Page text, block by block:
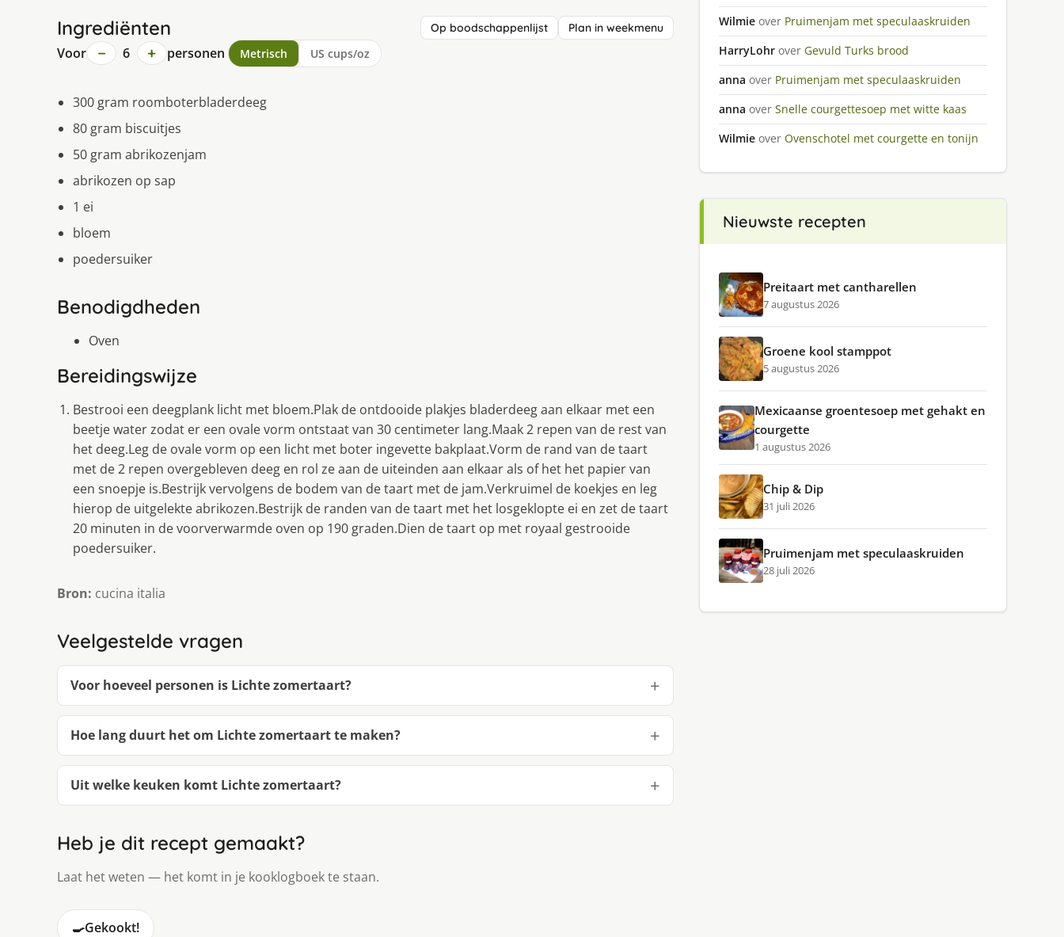
Ingrediënten Op boodschappenlijst Plan in weekmenu
Voor − 6 + personen Metrisch US cups/oz
300 gram roomboterbladerdeeg
80 gram biscuitjes
50 gram abrikozenjam
abrikozen op sap
1 ei
bloem
poedersuiker
Benodigdheden
Oven
Bereidingswijze
Bestrooi een deegplank licht met bloem.Plak de ontdooide plakjes bladerdeeg aan elkaar met een
beetje water zodat er een ovale vorm ontstaat van 30 centimeter lang.Maak 2 repen van de rest van
het deeg.Leg de ovale vorm op een licht met boter ingevette bakplaat.Vorm de rand van de taart
met de 2 repen overgebleven deeg en rol ze aan de uiteinden aan elkaar als of het het papier van
een snoepje is.Bestrijk vervolgens de bodem van de taart met de jam.Verkruimel de koekjes en leg
hierop de uitgelekte abrikozen.Bestrijk de randen van de taart met het losgeklopte ei en zet de taart
20 minuten in de voorverwarmde oven op 190 graden.Dien de taart op met royaal gestrooide
poedersuiker.
Bron: cucina italia
Veelgestelde vragen
Voor hoeveel personen is Lichte zomertaart?
Hoe lang duurt het om Lichte zomertaart te maken?
Uit welke keuken komt Lichte zomertaart?
Heb je dit recept gemaakt?
Laat het weten — het komt in je kooklogboek te staan.
🍳Gekookt!
Wilmie over Pruimenjam met speculaaskruiden
HarryLohr over Gevuld Turks brood
anna over Pruimenjam met speculaaskruiden
anna over Snelle courgettesoep met witte kaas
Wilmie over Ovenschotel met courgette en tonijn
Nieuwste recepten
Preitaart met cantharellen
7 augustus 2026
Groene kool stamppot
5 augustus 2026
Mexicaanse groentesoep met gehakt en
courgette
1 augustus 2026
Chip & Dip
31 juli 2026
Pruimenjam met speculaaskruiden
28 juli 2026